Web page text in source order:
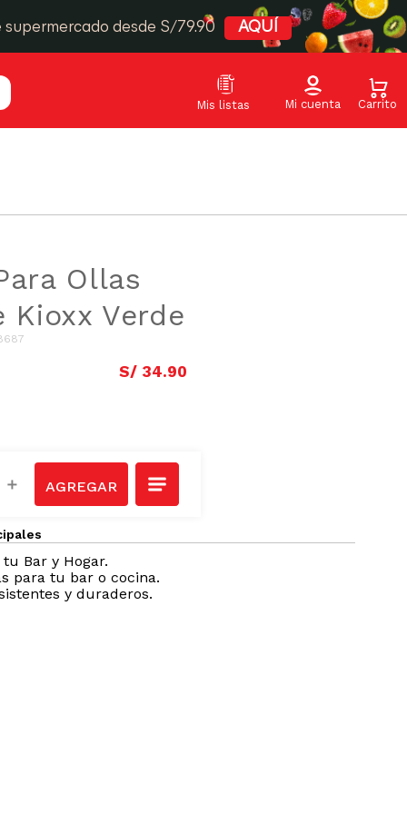
desde S/79.90 AQUÍ
Ollas
Kioxx Verde
S/ 34.90
＋
Bar y Hogar.
para tu bar o cocina.
y duraderos.